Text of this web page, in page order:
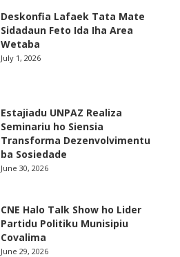
Deskonfia Lafaek Tata Mate
Sidadaun Feto Ida Iha Area
Wetaba
July 1, 2026
Estajiadu UNPAZ Realiza
Seminariu ho Siensia
Transforma Dezenvolvimentu
ba Sosiedade
June 30, 2026
CNE Halo Talk Show ho Lider
Partidu Politiku Munisipiu
Covalima
June 29, 2026